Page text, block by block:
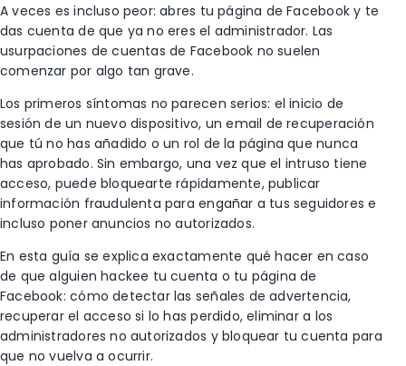
A veces es incluso peor: abres tu página de Facebook y te
das cuenta de que ya no eres el administrador. Las
usurpaciones de cuentas de Facebook no suelen
comenzar por algo tan grave.
Los primeros síntomas no parecen serios: el inicio de
sesión de un nuevo dispositivo, un email de recuperación
que tú no has añadido o un rol de la página que nunca
has aprobado. Sin embargo, una vez que el intruso tiene
acceso, puede bloquearte rápidamente, publicar
información fraudulenta para engañar a tus seguidores e
incluso poner anuncios no autorizados.
En esta guía se explica exactamente qué hacer en caso
de que alguien hackee tu cuenta o tu página de
Facebook: cómo detectar las señales de advertencia,
recuperar el acceso si lo has perdido, eliminar a los
administradores no autorizados y bloquear tu cuenta para
que no vuelva a ocurrir.